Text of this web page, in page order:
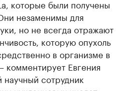
которые были получены
незаменимы для
но не всегда отражают
которую опухоль
в организме в
комментирует Евгения
сотрудник